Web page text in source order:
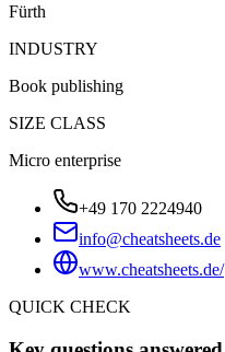
Fürth
INDUSTRY
Book publishing
SIZE CLASS
Micro enterprise
+49 170 2224940
info@cheatsheets.de
www.cheatsheets.de/
QUICK CHECK